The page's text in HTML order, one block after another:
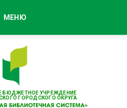
БЮДЖЕТНОЕ УЧРЕЖДЕНИЕ
ГОРОДСКОГО ОКРУГА
МЕНЮ